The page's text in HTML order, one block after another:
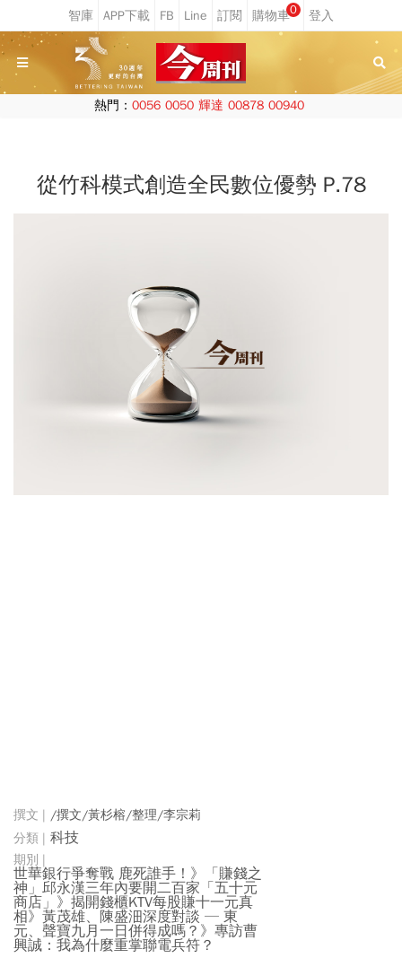
0
熱門： 0056 0050 輝達 00878 00940
從竹科模式創造全民數位優勢 P.78
/撰文/黃杉榕/整理/李宗莉
科技
世華銀行爭奪戰 鹿死誰手！》「賺錢之
神」邱永漢三年內要開二百家「五十元
商店」》揭開錢櫃KTV每股賺十一元真
相》黃茂雄、陳盛沺深度對談 ─ 東
元、聲寶九月一日併得成嗎？》專訪曹
興誠：我為什麼重掌聯電兵符？